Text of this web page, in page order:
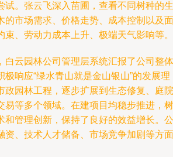
试。张云飞深入苗圃，查看不同树种的生
的市场需求、价格走势、成本控制以及面
束、劳动力成本上升、极端天气影响等。
白云园林公司管理层系统汇报了公司整体
响应“绿水青山就是金山银山”的发展理
政园林工程，逐步扩展到生态修复、庭院
易等多个领域。在建项目均稳步推进，树
和管理创新，保持了良好的效益增长。公
资、技术人才储备、市场竞争加剧等方面